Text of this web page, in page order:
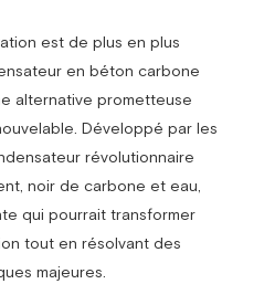
est de plus en plus
en béton carbone
alternative prometteuse
Développé par les
révolutionnaire
noir de carbone et eau,
qui pourrait transformer
tout en résolvant des
majeures.